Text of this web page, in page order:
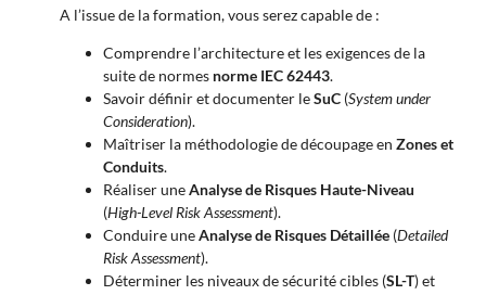
A l’issue de la formation, vous serez capable de :
Comprendre l’architecture et les exigences de la
suite de normes norme IEC 62443.
Savoir définir et documenter leSuC (System under
Consideration).
Maîtriser la méthodologie de découpage en Zones et
Conduits.
Réaliser uneAnalyse de Risques Haute-Niveau
(High-Level Risk Assessment).
Conduire uneAnalyse de Risques Détaillée (Detailed
Risk Assessment).
Déterminer les niveaux de sécurité cibles (SL-T) et